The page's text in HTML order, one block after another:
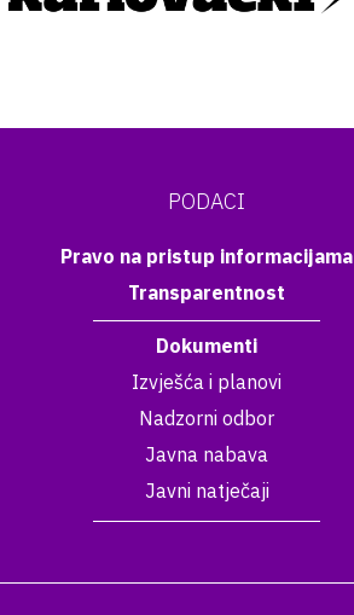
PODACI
Pravo na pristup informacijama
Transparentnost
Dokumenti
Izvješća i planovi
Nadzorni odbor
Javna nabava
Javni natječaji